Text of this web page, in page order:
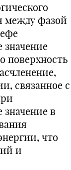
между фазой
значение
поверхность
связанное с
в
что
и